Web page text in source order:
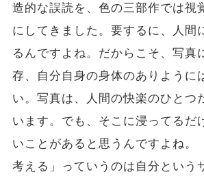
造的な誤読を、色の三部作では視
にしてきました。要するに、人間
るんですよね。だからこそ、写真
存、自分自身の身体のありように
い。写真は、人間の快楽のひとつ
います。でも、そこに浸ってるだ
いことがあると思うんですよね。
考える」 っていうのは自分という